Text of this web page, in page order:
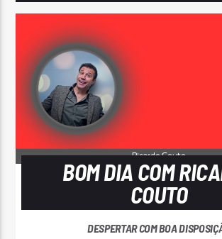
BOM DIA COM
COUTO
DESPERTAR COM BOA